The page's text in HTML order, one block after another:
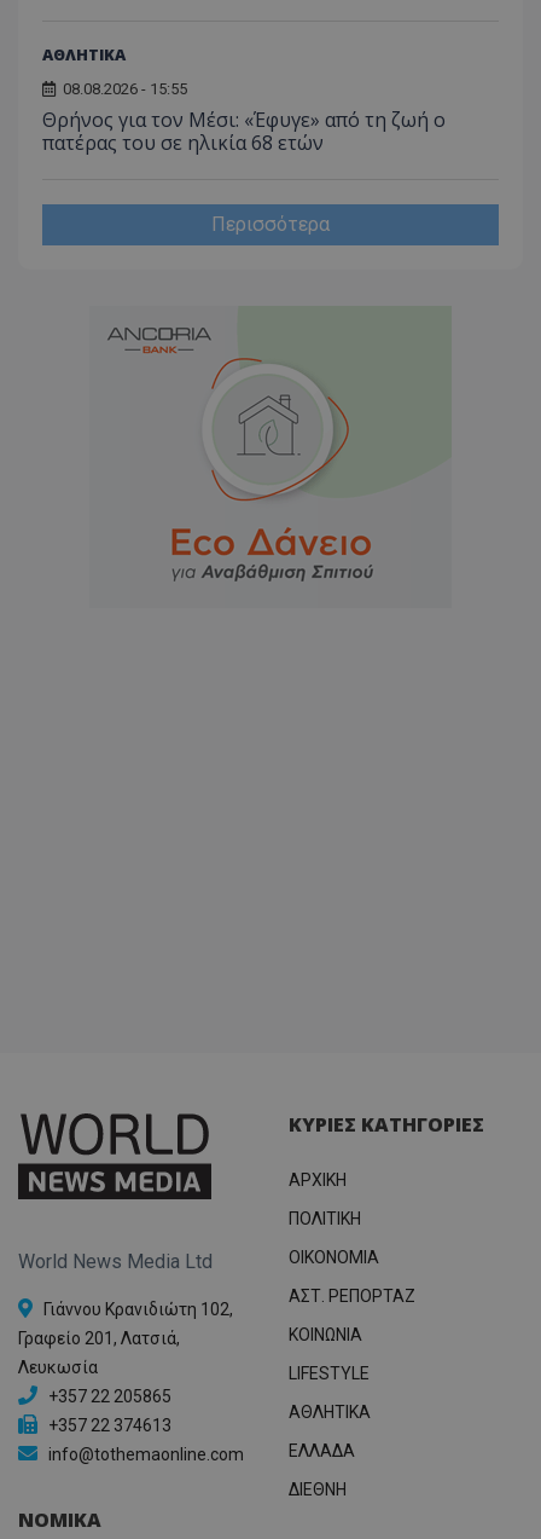
ΑΘΛΗΤΙΚΑ
08.08.2026 - 15:55
Θρήνος για τον Μέσι: «Έφυγε» από τη ζωή ο
πατέρας του σε ηλικία 68 ετών
Περισσότερα
World News Media Ltd
Γιάννου Κρανιδιώτη 102,
Γραφείο 201, Λατσιά,
Λευκωσία
+357 22 205865
+357 22 374613
info@tothemaonline.com
ΚΥΡΙΕΣ ΚΑΤΗΓΟΡΙΕΣ
ΑΡΧΙΚΗ
ΠΟΛΙΤΙΚΗ
OIKONOMIA
ΑΣΤ. ΡΕΠΟΡΤΑΖ
ΚΟΙΝΩΝΙΑ
LIFESTYLE
ΑΘΛΗΤΙΚΑ
ΕΛΛΑΔΑ
ΔΙΕΘΝΗ
ΝΟΜΙΚΑ